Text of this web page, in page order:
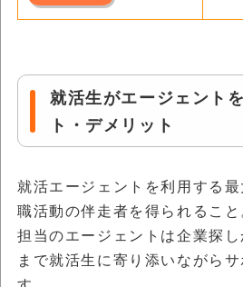
就活生がエージェント
ト・デメリット
就活エージェントを利用する
職活動の伴走者を得られること
担当のエージェントは企業探
まで就活生に寄り添いながら